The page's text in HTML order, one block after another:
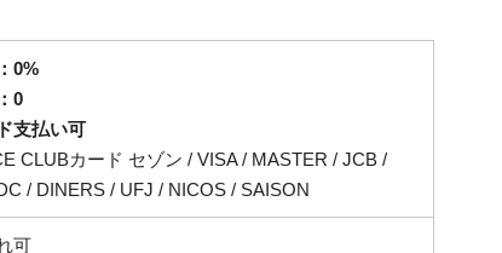
0%
0
支払い可
CLUBカード セゾン / VISA / MASTER / JCB /
/ DINERS / UFJ / NICOS / SAISON
可